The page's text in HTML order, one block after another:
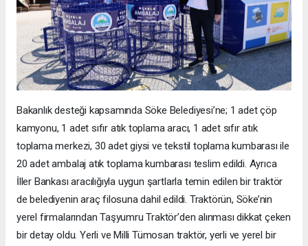
Bakanlık desteği kapsamında Söke Belediyesi’ne; 1 adet çöp
kamyonu, 1 adet sıfır atık toplama aracı, 1 adet sıfır atık
toplama merkezi, 30 adet giysi ve tekstil toplama kumbarası ile
20 adet ambalaj atık toplama kumbarası teslim edildi. Ayrıca
İller Bankası aracılığıyla uygun şartlarla temin edilen bir traktör
de belediyenin araç filosuna dahil edildi. Traktörün, Söke’nin
yerel firmalarından Taşyumru Traktör’den alınması dikkat çeken
bir detay oldu. Yerli ve Milli Tümosan traktör, yerli ve yerel bir